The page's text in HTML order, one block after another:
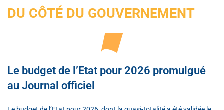
DU CÔTÉ DU GOUVERNEMENT
Le budget de l’Etat pour 2026 promulgué
au Journal officiel